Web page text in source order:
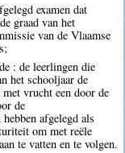
examen dat
graad van het
van de Vlaamse
: de leerlingen die
het schooljaar de
vrucht een door de
de
afgelegd als
om met reële
te vatten en te volgen.